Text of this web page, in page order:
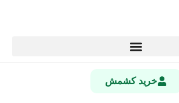
خرید کشمش